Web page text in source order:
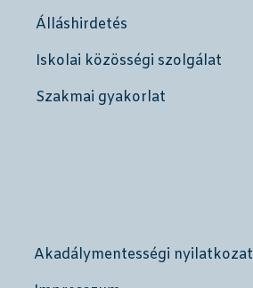
Álláshirdetés
Iskolai közösségi szolgálat
Szakmai gyakorlat
Akadálymentességi nyilatkozat